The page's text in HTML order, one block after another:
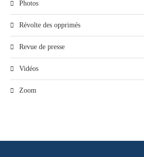
Photos
Révolte des opprimés
Revue de presse
Vidéos
Zoom